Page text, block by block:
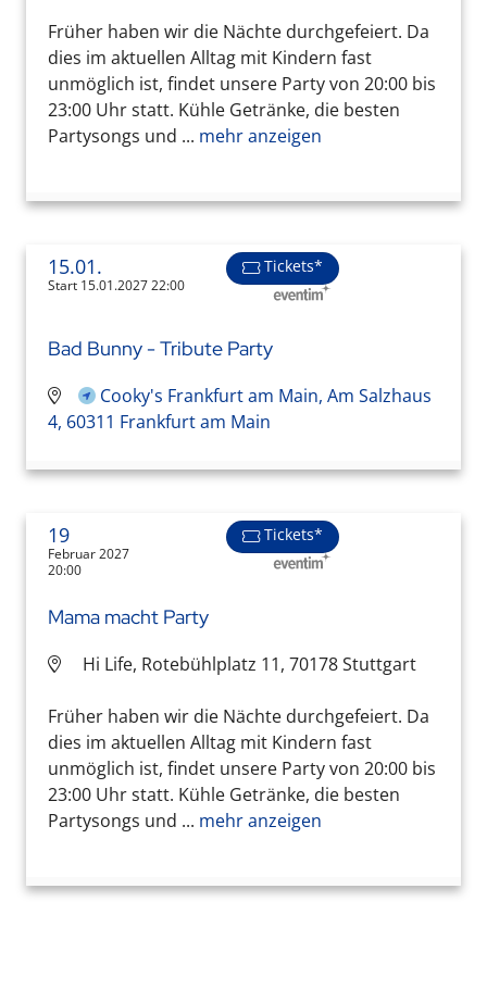
Früher haben wir die Nächte durchgefeiert. Da
dies im aktuellen Alltag mit Kindern fast
unmöglich ist, findet unsere Party von 20:00 bis
23:00 Uhr statt. Kühle Getränke, die besten
Partysongs und ... mehr anzeigen
15.01.
Start 15.01.2027 22:00
Tickets*
Bad Bunny - Tribute Party
Cooky's Frankfurt am Main, Am Salzhaus
4, 60311 Frankfurt am Main
19
Februar 2027
20:00
Tickets*
Mama macht Party
Hi Life, Rotebühlplatz 11, 70178 Stuttgart
Früher haben wir die Nächte durchgefeiert. Da
dies im aktuellen Alltag mit Kindern fast
unmöglich ist, findet unsere Party von 20:00 bis
23:00 Uhr statt. Kühle Getränke, die besten
Partysongs und ... mehr anzeigen